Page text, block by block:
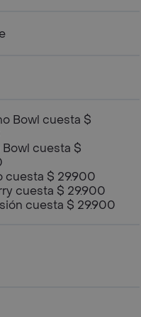
Bowl cuesta $
Bowl cuesta $
cuesta $ 29.900
cuesta $ 29.900
cuesta $ 29.900